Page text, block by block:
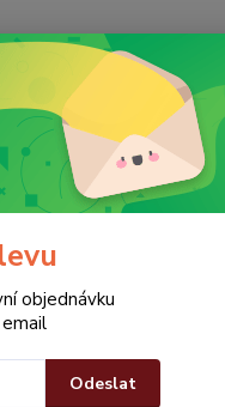
objednávku
Odeslat